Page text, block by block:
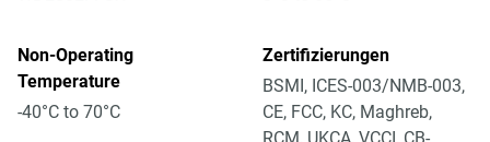
Non-Operating
Temperature
-40°C to 70°C
Zertifizierungen
BSMI, ICES-003/NMB-003,
CE, FCC, KC, Maghreb,